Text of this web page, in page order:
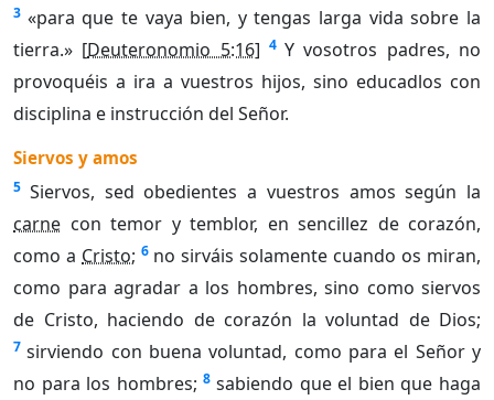
3 «para que te vaya bien, y tengas larga vida sobre la
tierra.» [Deuteronomio 5:16] 4 Y vosotros padres, no
provoquéis a ira a vuestros hijos, sino educadlos con
disciplina e instrucción del Señor.
Siervos y amos
5 Siervos, sed obedientes a vuestros amos según la
carne con temor y temblor, en sencillez de corazón,
como a Cristo; 6 no sirváis solamente cuando os miran,
como para agradar a los hombres, sino como siervos
de Cristo, haciendo de corazón la voluntad de Dios;
7 sirviendo con buena voluntad, como para el Señor y
no para los hombres; 8 sabiendo que el bien que haga